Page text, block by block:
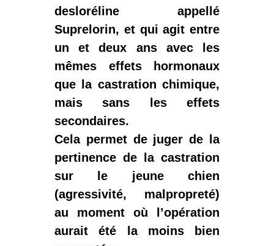
desloréline appellé
Suprelorin, et qui agit entre
un et deux ans avec les
mêmes effets hormonaux
que la castration chimique,
mais sans les effets
secondaires.
Cela permet de juger de la
pertinence de la castration
sur le jeune chien
(agressivité, malpropreté)
au moment où l’opération
aurait été la moins bien